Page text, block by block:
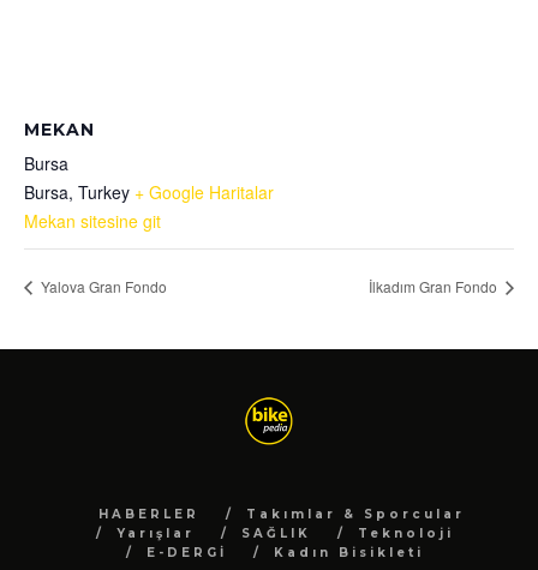
MEKAN
Bursa
Bursa, Turkey + Google Haritalar
Mekan sitesine git
Yalova Gran Fondo İlkadım Gran Fondo
HABERLER
Takımlar & Sporcular
Yarışlar
SAĞLIK
Teknoloji
E-DERGİ
Kadın Bisikleti